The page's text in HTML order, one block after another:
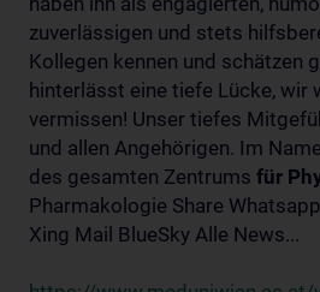
zuverlässigen und stets
Kollegen kennen und schätzen
hinterlässt eine tiefe Lücke, wir
vermissen! Unser tiefes
und allen Angehörigen. Im
des gesamten Zentrums für
Pharmakologie Share
Xing Mail BlueSky Alle News...